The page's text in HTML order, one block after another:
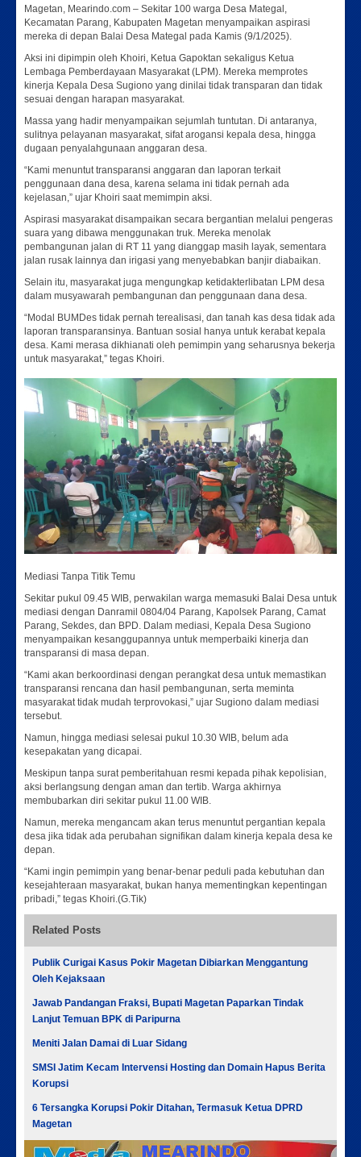
Magetan, Mearindo.com – Sekitar 100 warga Desa Mategal,
Kecamatan Parang, Kabupaten Magetan menyampaikan aspirasi
mereka di depan Balai Desa Mategal pada Kamis (9/1/2025).
Aksi ini dipimpin oleh Khoiri, Ketua Gapoktan sekaligus Ketua
Lembaga Pemberdayaan Masyarakat (LPM). Mereka memprotes
kinerja Kepala Desa Sugiono yang dinilai tidak transparan dan tidak
sesuai dengan harapan masyarakat.
Massa yang hadir menyampaikan sejumlah tuntutan. Di antaranya,
sulitnya pelayanan masyarakat, sifat arogansi kepala desa, hingga
dugaan penyalahgunaan anggaran desa.
“Kami menuntut transparansi anggaran dan laporan terkait
penggunaan dana desa, karena selama ini tidak pernah ada
kejelasan,” ujar Khoiri saat memimpin aksi.
Aspirasi masyarakat disampaikan secara bergantian melalui pengeras
suara yang dibawa menggunakan truk. Mereka menolak
pembangunan jalan di RT 11 yang dianggap masih layak, sementara
jalan rusak lainnya dan irigasi yang menyebabkan banjir diabaikan.
Selain itu, masyarakat juga mengungkap ketidakterlibatan LPM desa
dalam musyawarah pembangunan dan penggunaan dana desa.
“Modal BUMDes tidak pernah terealisasi, dan tanah kas desa tidak ada
laporan transparansinya. Bantuan sosial hanya untuk kerabat kepala
desa. Kami merasa dikhianati oleh pemimpin yang seharusnya bekerja
untuk masyarakat,” tegas Khoiri.
Mediasi Tanpa Titik Temu
Sekitar pukul 09.45 WIB, perwakilan warga memasuki Balai Desa untuk
mediasi dengan Danramil 0804/04 Parang, Kapolsek Parang, Camat
Parang, Sekdes, dan BPD. Dalam mediasi, Kepala Desa Sugiono
menyampaikan kesanggupannya untuk memperbaiki kinerja dan
transparansi di masa depan.
“Kami akan berkoordinasi dengan perangkat desa untuk memastikan
transparansi rencana dan hasil pembangunan, serta meminta
masyarakat tidak mudah terprovokasi,” ujar Sugiono dalam mediasi
tersebut.
Namun, hingga mediasi selesai pukul 10.30 WIB, belum ada
kesepakatan yang dicapai.
Meskipun tanpa surat pemberitahuan resmi kepada pihak kepolisian,
aksi berlangsung dengan aman dan tertib. Warga akhirnya
membubarkan diri sekitar pukul 11.00 WIB.
Namun, mereka mengancam akan terus menuntut pergantian kepala
desa jika tidak ada perubahan signifikan dalam kinerja kepala desa ke
depan.
“Kami ingin pemimpin yang benar-benar peduli pada kebutuhan dan
kesejahteraan masyarakat, bukan hanya mementingkan kepentingan
pribadi,” tegas Khoiri.(G.Tik)
Related Posts
Publik Curigai Kasus Pokir Magetan Dibiarkan Menggantung
Oleh Kejaksaan
Jawab Pandangan Fraksi, Bupati Magetan Paparkan Tindak
Lanjut Temuan BPK di Paripurna
Meniti Jalan Damai di Luar Sidang
SMSI Jatim Kecam Intervensi Hosting dan Domain Hapus Berita
Korupsi
6 Tersangka Korupsi Pokir Ditahan, Termasuk Ketua DPRD
Magetan